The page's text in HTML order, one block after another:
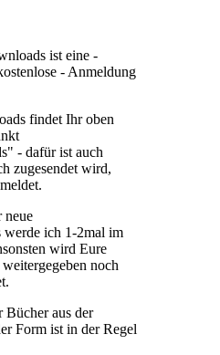
ist eine -
- Anmeldung
findet Ihr oben
- dafür ist auch
zugesendet wird,
neue
werde ich 1-2mal im
wird Eure
noch
Bücher aus der
Form ist in der Regel